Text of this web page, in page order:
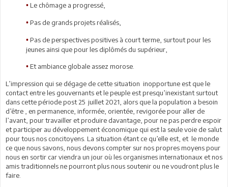
• Le chômage a progressé,
• Pas de grands projets réalisés,
• Pas de perspectives positives à court terme, surtout pour les
jeunes ainsi que pour les diplômés du supérieur,
• Et ambiance globale assez morose.
L’impression qui se dégage de cette situation inopportune est que le
contact entre les gouvernants et le peuple est presqu’inexistant surtout
dans cette période post 25 juillet 2021, alors que la population a besoin
d’être , en permanence, informée, orientée, revigorée pour aller de
l’avant, pour travailler et produire davantage, pour ne pas perdre espoir
et participer au développement économique qui est la seule voie de salut
pour tous nos concitoyens. La situation étant ce qu’elle est, et le monde
ce que nous savons, nous devons compter sur nos propres moyens pour
nous en sortir car viendra un jour où les organismes internationaux et nos
amis traditionnels ne pourront plus nous soutenir ou ne voudront plus le
faire.